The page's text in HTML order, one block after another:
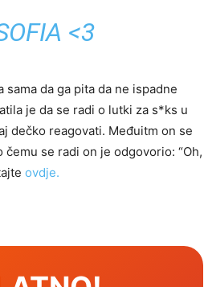
<3
da ga pita da ne ispadne
je da se radi o lutki za s*ks u
dečko reagovati. Međuitm on se
se radi on je odgovorio: “Oh,
ovdje.